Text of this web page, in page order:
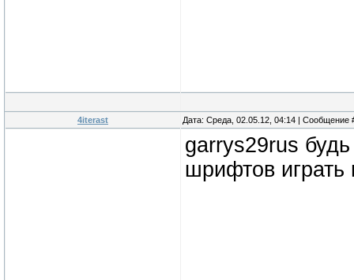
4iterast Дата: Среда, 02.05.12, 04:14 | Сообщение
garrys29rus
шрифтов